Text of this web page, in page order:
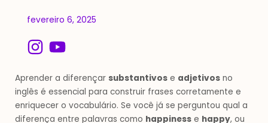
fevereiro 6, 2025
I
n
s
t
a
Y
u
t
u
Aprender a diferençar substantivos e adjetivos no
inglês é essencial para construir frases corretamente e
enriquecer o vocabulário. Se você já se perguntou qual a
diferença entre palavras como happiness e happy, ou